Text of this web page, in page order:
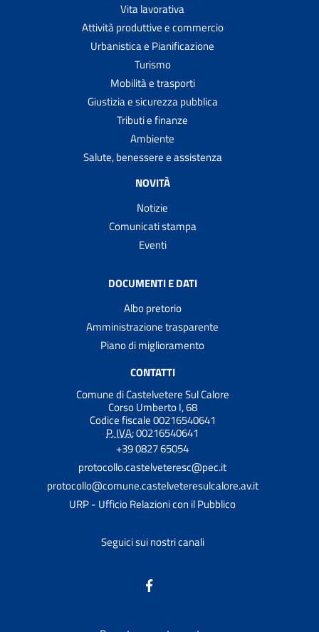
Vita lavorativa
Attività produttive e commercio
Urbanistica e Pianificazione
Turismo
Mobilità e trasporti
Giustizia e sicurezza pubblica
Tributi e finanze
Ambiente
Salute, benessere e assistenza
NOVITÀ
Notizie
Comunicati stampa
Eventi
DOCUMENTI E DATI
Albo pretorio
Amministrazione trasparente
Piano di miglioramento
CONTATTI
Comune di Castelvetere Sul Calore
Corso Umberto I, 68
Codice fiscale 00216540641
P. IVA:00216540641
+39 0827 65054
protocollo.castelveteresc@pec.it
protocollo@comune.castelveteresulcalore.av.it
URP - Ufficio Relazioni con il Pubblico
Seguici sui nostri canali